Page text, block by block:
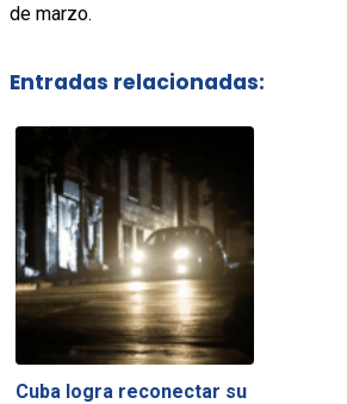
de marzo.
Entradas relacionadas:
Cuba logra reconectar su